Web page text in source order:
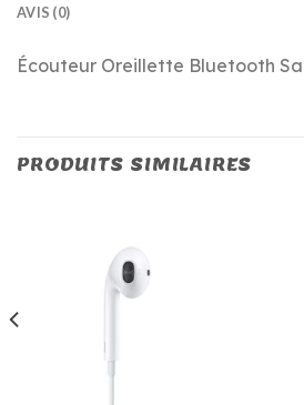
AVIS (0)
Écouteur Oreillette Bluetooth
PRODUITS SIMILAIRES